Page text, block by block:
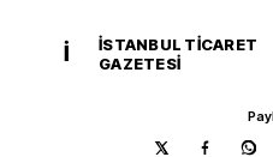
İ
İSTANBUL TICARET
GAZETESI